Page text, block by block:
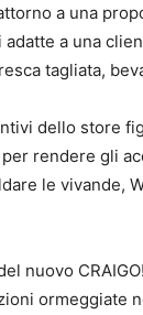
a una
a una
tagliata,
dello store
rendere gli
le vivande,
nuovo
ormeggiate